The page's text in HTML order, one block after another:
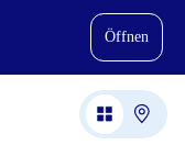
Öffnen